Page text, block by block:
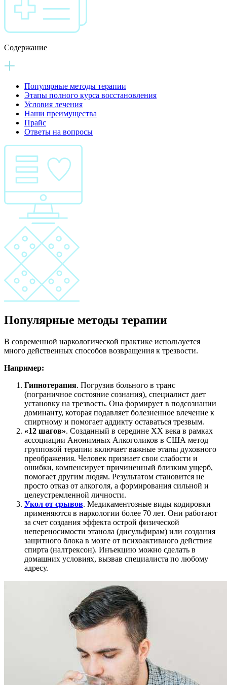
Содержание
Популярные методы терапии
Этапы полного курса восстановления
Условия лечения
Наши преимущества
Прайс
Ответы на вопросы
Популярные методы терапии
В современной наркологической практике используется
много действенных способов возвращения к трезвости.
Например:
Гипнотерапия. Погрузив больного в транс
(пограничное состояние сознания), специалист дает
установку на трезвость. Она формирует в подсознании
доминанту, которая подавляет болезненное влечение к
спиртному и помогает аддикту оставаться трезвым.
«12 шагов». Созданный в середине ХХ века в рамках
ассоциации Анонимных Алкоголиков в США метод
групповой терапии включает важные этапы духовного
преображения. Человек признает свои слабости и
ошибки, компенсирует причиненный близким ущерб,
помогает другим людям. Результатом становится не
просто отказ от алкоголя, а формирования сильной и
целеустремленной личности.
Укол от срывов. Медикаментозные виды кодировки
применяются в наркологии более 70 лет. Они работают
за счет создания эффекта острой физической
непереносимости этанола (дисульфирам) или создания
защитного блока в мозге от психоактивного действия
спирта (налтрексон). Инъекцию можно сделать в
домашних условиях, вызвав специалиста по любому
адресу.